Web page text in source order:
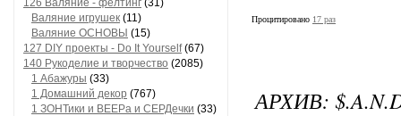
126 Валяние - фелтинг (31)
Валяние игрушек (11)
Валяние ОСНОВЫ (15)
127 DIY проекты - Do It Yourself(67)
140 Рукоделие и творчество (2085)
1 Абажуры (33)
1 Домашний декор (767)
1 ЗОНТики и ВЕЕРа и СЕРДечки (33)
Процитировано 17 раз
АРХИВ: